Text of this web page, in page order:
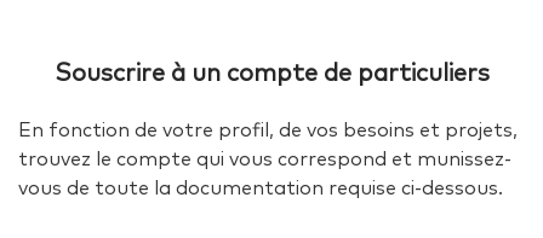
Souscrire à un compte de particuliers
En fonction de votre profil, de vos besoins et projets,
trouvez le compte qui vous correspond et munissez-
vous de toute la documentation requise ci-dessous.